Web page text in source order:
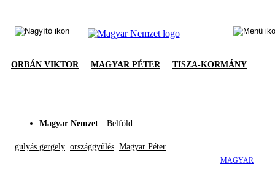
ORBÁN VIKTOR MAGYAR PÉTER TISZA-KORMÁNY
Magyar Nemzet Belföld
gulyás gergely országgyűlés Magyar Péter
MAGYAR